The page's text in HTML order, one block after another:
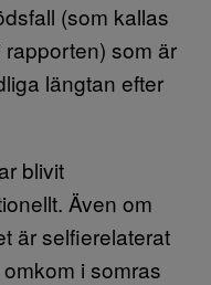
(som kallas
rapporten) som är
längtan efter
blivit
Även om
är selfierelaterat
i somras